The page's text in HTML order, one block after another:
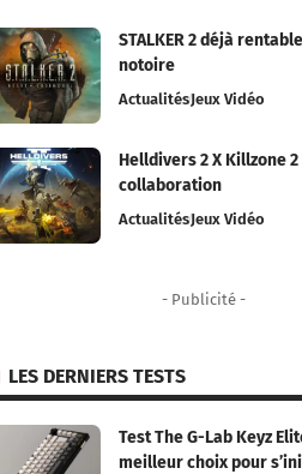
STALKER 2 déjà
notoire
ActualitésJeux Vidéo
Helldivers 2 X Killzone 2
collaboration
ActualitésJeux Vidéo
- Publicité -
LES DERNIERS TESTS
Test The G-Lab Keyz
meilleur choix pour